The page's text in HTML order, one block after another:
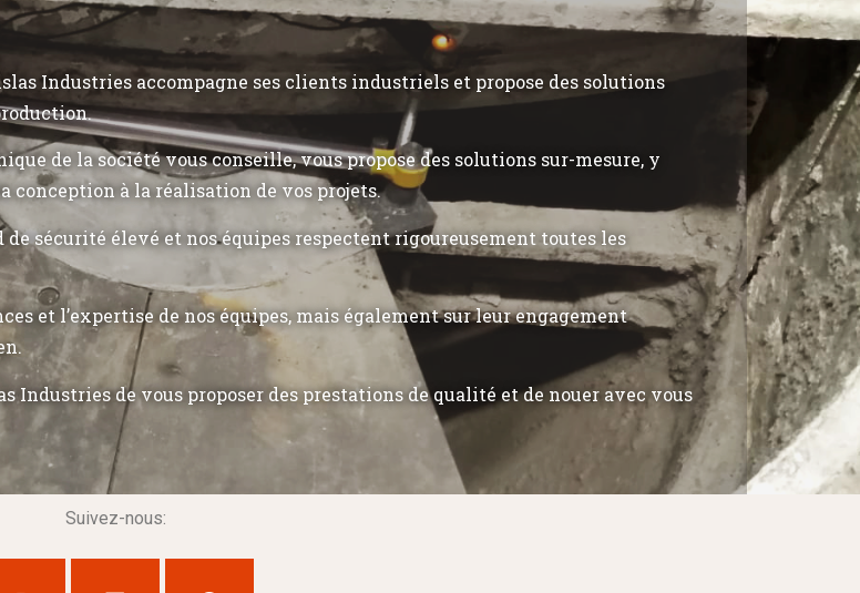
Industries accompagne ses clients industriels et propose des solutions
de la société vous conseille, vous propose des solutions sur-mesure, y
conception à la réalisation de vos projets.
sécurité élevé et nos équipes respectent rigoureusement toutes les
et l’expertise de nos équipes, mais également sur leur engagement
Industries de vous proposer des prestations de qualité et de nouer avec vous
Suivez-nous: